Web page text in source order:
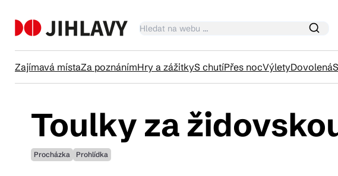
Zajímavá místaZa poznánímHry a zážitkyS chutíPřes nocVýletyDovolená
Kalendář akcí
Toulky za
Procházka Prohlídka